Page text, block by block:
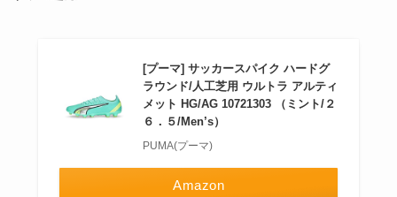
[プーマ] サッカースパイク ハードグ
ラウンド/人工芝用 ウルトラ アルティ
メット HG/AG 10721303 （ミント/２
６．５/Men’s）
PUMA(プーマ)
Amazon